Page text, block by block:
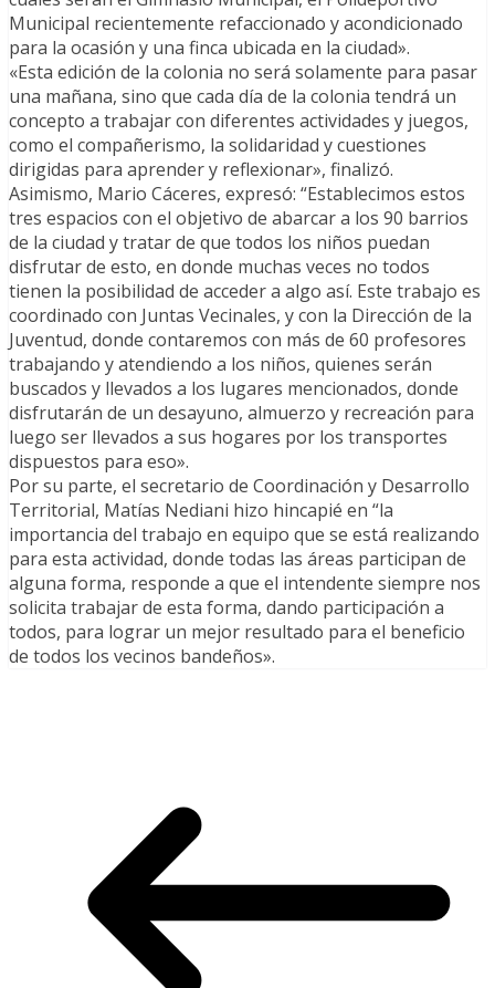
Municipal recientemente refaccionado y acondicionado
para la ocasión y una finca ubicada en la ciudad».
«Esta edición de la colonia no será solamente para pasar
una mañana, sino que cada día de la colonia tendrá un
concepto a trabajar con diferentes actividades y juegos,
como el compañerismo, la solidaridad y cuestiones
dirigidas para aprender y reflexionar», finalizó.
Asimismo, Mario Cáceres, expresó: “Establecimos estos
tres espacios con el objetivo de abarcar a los 90 barrios
de la ciudad y tratar de que todos los niños puedan
disfrutar de esto, en donde muchas veces no todos
tienen la posibilidad de acceder a algo así. Este trabajo es
coordinado con Juntas Vecinales, y con la Dirección de la
Juventud, donde contaremos con más de 60 profesores
trabajando y atendiendo a los niños, quienes serán
buscados y llevados a los lugares mencionados, donde
disfrutarán de un desayuno, almuerzo y recreación para
luego ser llevados a sus hogares por los transportes
dispuestos para eso».
Por su parte, el secretario de Coordinación y Desarrollo
Territorial, Matías Nediani hizo hincapié en “la
importancia del trabajo en equipo que se está realizando
para esta actividad, donde todas las áreas participan de
alguna forma, responde a que el intendente siempre nos
solicita trabajar de esta forma, dando participación a
todos, para lograr un mejor resultado para el beneficio
de todos los vecinos bandeños».